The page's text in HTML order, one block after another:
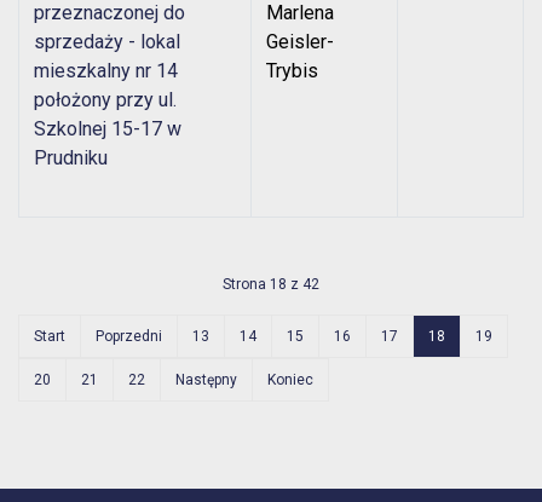
przeznaczonej do
sprzedaży - lokal
mieszkalny nr 14
położony przy ul.
Szkolnej 15-17 w
Prudniku
Marlena
Geisler-
Trybis
Strona 18 z 42
Start Poprzedni 13 14 15 16 17 18 19
20 21 22 Następny Koniec